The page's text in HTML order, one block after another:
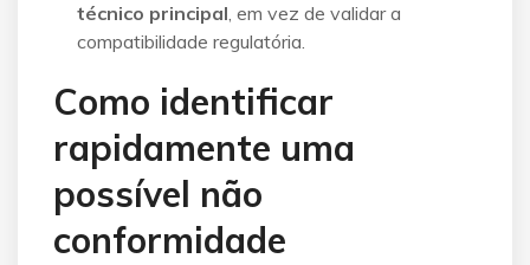
técnico principal, em vez de validar a
compatibilidade regulatória.
Como identificar
rapidamente uma
possível não
conformidade